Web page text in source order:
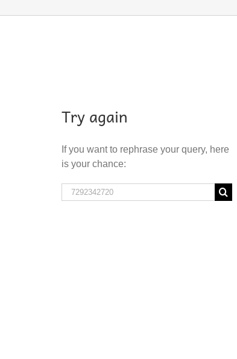
Try again
If you want to rephrase your query, here
is your chance:
Search
for: